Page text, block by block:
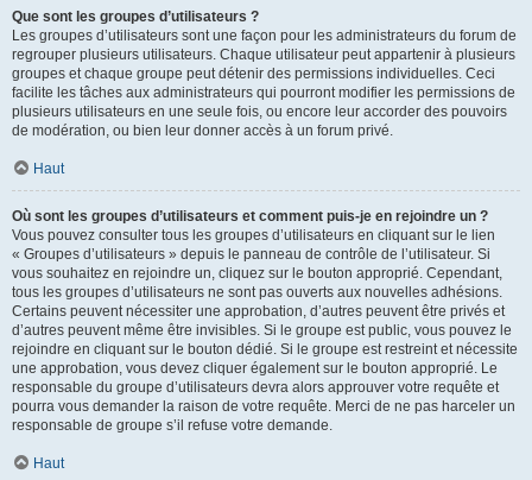
Que sont les groupes d’utilisateurs ?
Les groupes d’utilisateurs sont une façon pour les administrateurs du forum de
regrouper plusieurs utilisateurs. Chaque utilisateur peut appartenir à plusieurs
groupes et chaque groupe peut détenir des permissions individuelles. Ceci
facilite les tâches aux administrateurs qui pourront modifier les permissions de
plusieurs utilisateurs en une seule fois, ou encore leur accorder des pouvoirs
de modération, ou bien leur donner accès à un forum privé.
Haut
Où sont les groupes d’utilisateurs et comment puis-je en rejoindre un ?
Vous pouvez consulter tous les groupes d’utilisateurs en cliquant sur le lien
« Groupes d’utilisateurs » depuis le panneau de contrôle de l’utilisateur. Si
vous souhaitez en rejoindre un, cliquez sur le bouton approprié. Cependant,
tous les groupes d’utilisateurs ne sont pas ouverts aux nouvelles adhésions.
Certains peuvent nécessiter une approbation, d’autres peuvent être privés et
d’autres peuvent même être invisibles. Si le groupe est public, vous pouvez le
rejoindre en cliquant sur le bouton dédié. Si le groupe est restreint et nécessite
une approbation, vous devez cliquer également sur le bouton approprié. Le
responsable du groupe d’utilisateurs devra alors approuver votre requête et
pourra vous demander la raison de votre requête. Merci de ne pas harceler un
responsable de groupe s’il refuse votre demande.
Haut